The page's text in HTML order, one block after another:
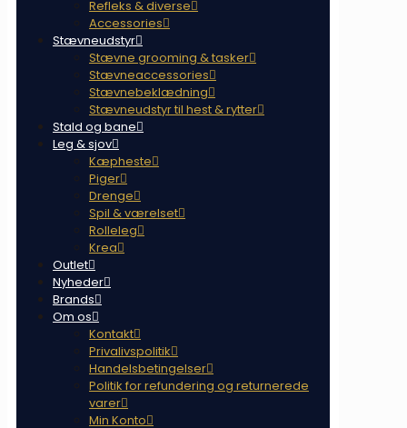
Refleks & diverse
Accessories
Stævneudstyr
Stævne grooming & tasker
Stævneaccessories
Stævnebeklædning
Stævneudstyr til hest & rytter
Stald og bane
Leg & sjov
Kæpheste
Piger
Drenge
Spil & værelset
Rolleleg
Krea
Outlet
Nyheder
Brands
Om os
Kontakt
Privalivspolitik
Handelsbetingelser
Politik for refundering og returnerede
varer
Min Konto